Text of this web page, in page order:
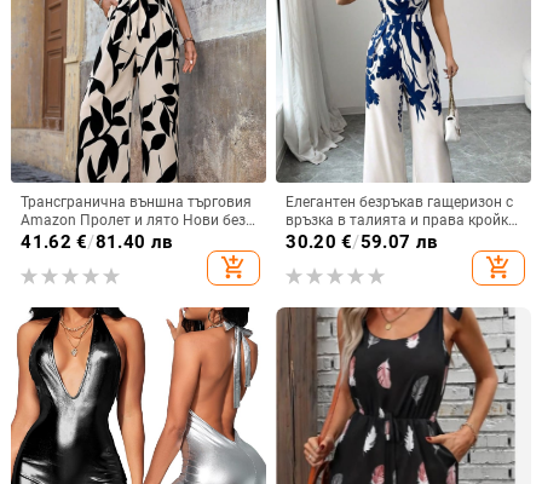
Трансгранична външна търговия
Amazon Пролет и лято Нови без
ръкави с печат Дизайн Sense
Модни панталони с висока талия
и връзки с широки крачоли за
41.62 €/81.40 лв
add_shopping_cart
Елегантен безръкав гащеризон с
връзка в талията и права кройка
панталони, полиестер, стил за
ежедневна употреба, пролет/
лято 2025
30.20 €/59.07 лв
add_shopping_cart